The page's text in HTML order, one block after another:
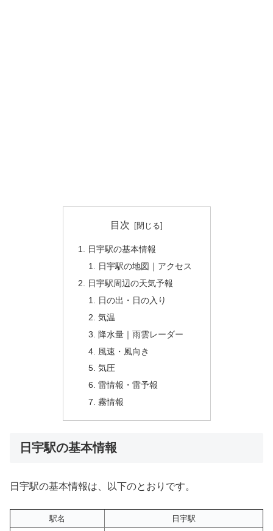
目次
日宇駅の基本情報
日宇駅の地図｜アクセス
日宇駅周辺の天気予報
日の出・日の入り
気温
降水量｜雨雲レーダー
風速・風向き
気圧
雷情報・雷予報
霧情報
日宇駅の基本情報
日宇駅の基本情報は、以下のとおりです。
駅名
日宇駅